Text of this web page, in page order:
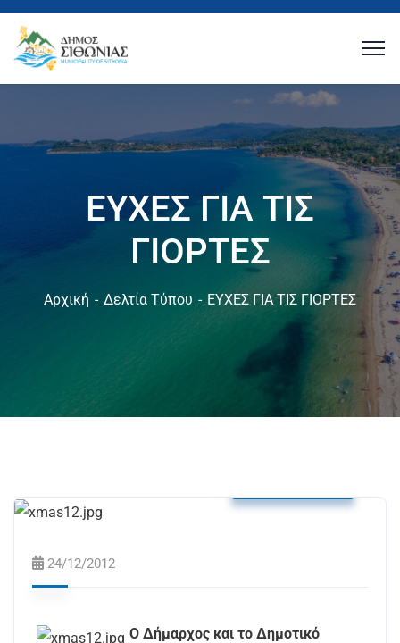
ΕΥΧΕΣ ΓΙΑ ΤΙΣ
ΓΙΟΡΤΕΣ
Αρχική Δελτία Τύπου ΕΥΧΕΣ ΓΙΑ ΤΙΣ ΓΙΟΡΤΕΣ
24/12/2012
Ο Δήμαρχος και το Δημοτικό